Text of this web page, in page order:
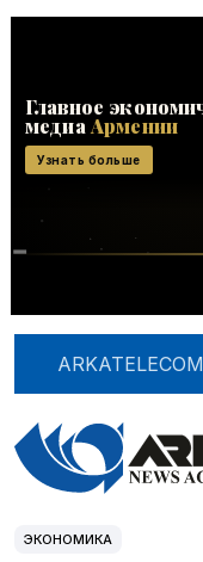
ARKATELECOM
ЭКОНОМИКА